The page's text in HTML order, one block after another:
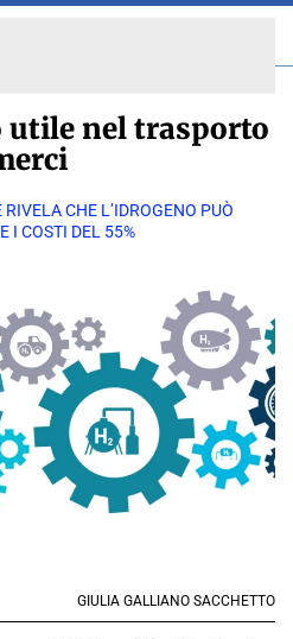
utile nel trasporto
RIVELA CHE L’IDROGENO PUÒ
I COSTI DEL 55%
GIULIA GALLIANO SACCHETTO